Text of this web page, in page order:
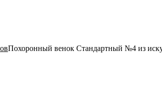
Похоронный венок Стандартный №4 из